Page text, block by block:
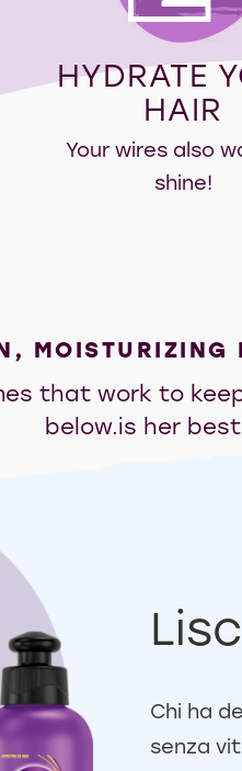
HYDRATE
HAIR
Your wires also
shine!
MOISTURIZING
that work to
below.is her
Chi ha
senza